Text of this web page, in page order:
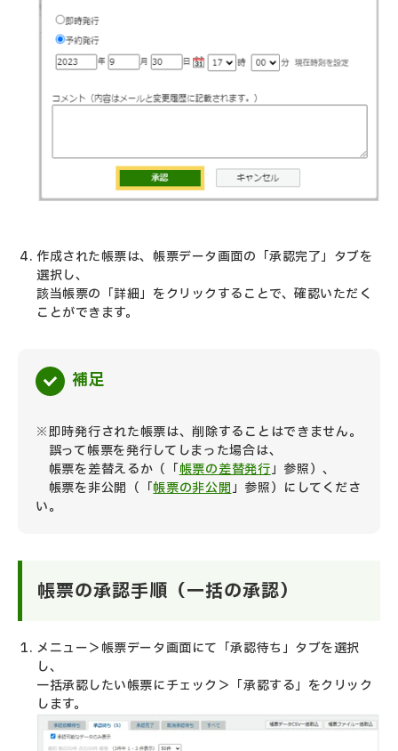
作成された帳票は、帳票データ画面の「承認完了」タブを
選択し、
該当帳票の「詳細」をクリックすることで、確認いただく
ことができます。
補足
※即時発行された帳票は、削除することはできません。
誤って帳票を発行してしまった場合は、
帳票を差替えるか（「帳票の差替発行」参照）、
帳票を非公開（「帳票の非公開」参照）にしてくださ
い。
帳票の承認手順（一括の承認）
メニュー＞帳票データ画面にて「承認待ち」タブを選択
し、
一括承認したい帳票にチェック＞「承認する」をクリック
します。